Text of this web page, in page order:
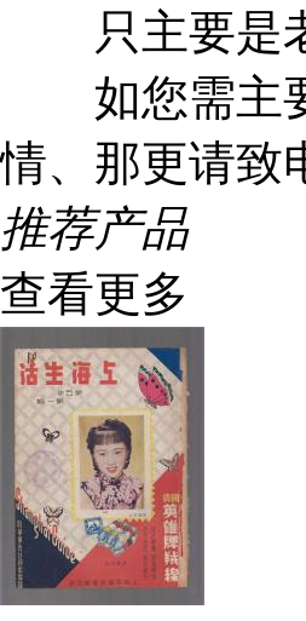
只主要是老
如您需主要
情、那更请致
推荐产品
查看更多